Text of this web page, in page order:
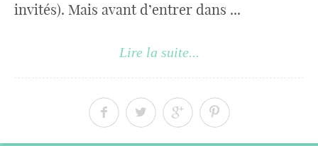
invités). Mais avant d’entrer dans ...
Lire la suite...